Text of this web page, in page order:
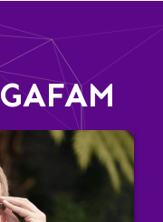
GAFAM